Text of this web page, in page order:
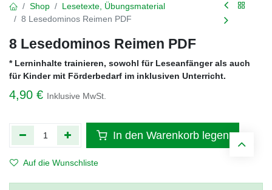
Shop
Lesetexte, Übungsmaterial
8 Lesedominos Reimen PDF
8 Lesedominos Reimen PDF
* Lerninhalte trainieren, sowohl für Leseanfänger als auch
für Kinder mit Förderbedarf im inklusiven Unterricht.
4,90 € Inklusive MwSt.
In den Warenkorb legen
Auf die Wunschliste